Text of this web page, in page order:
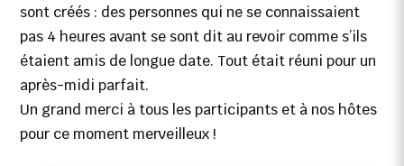
sont créés : des personnes qui ne se connaissaient
pas 4 heures avant se sont dit au revoir comme s’ils
étaient amis de longue date. Tout était réuni pour un
après-midi parfait.
Un grand merci à tous les participants et à nos hôtes
pour ce moment merveilleux !